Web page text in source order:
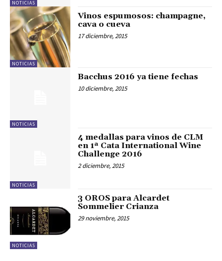
NOTICIAS
NOTICIAS
Vinos espumosos: champagne,
cava o cueva
17 diciembre, 2015
NOTICIAS
Bacchus 2016 ya tiene fechas
10 diciembre, 2015
NOTICIAS
4 medallas para vinos de CLM
en 1ª Cata International Wine
Challenge 2016
2 diciembre, 2015
NOTICIAS
3 OROS para Alcardet
Sommelier Crianza
29 noviembre, 2015